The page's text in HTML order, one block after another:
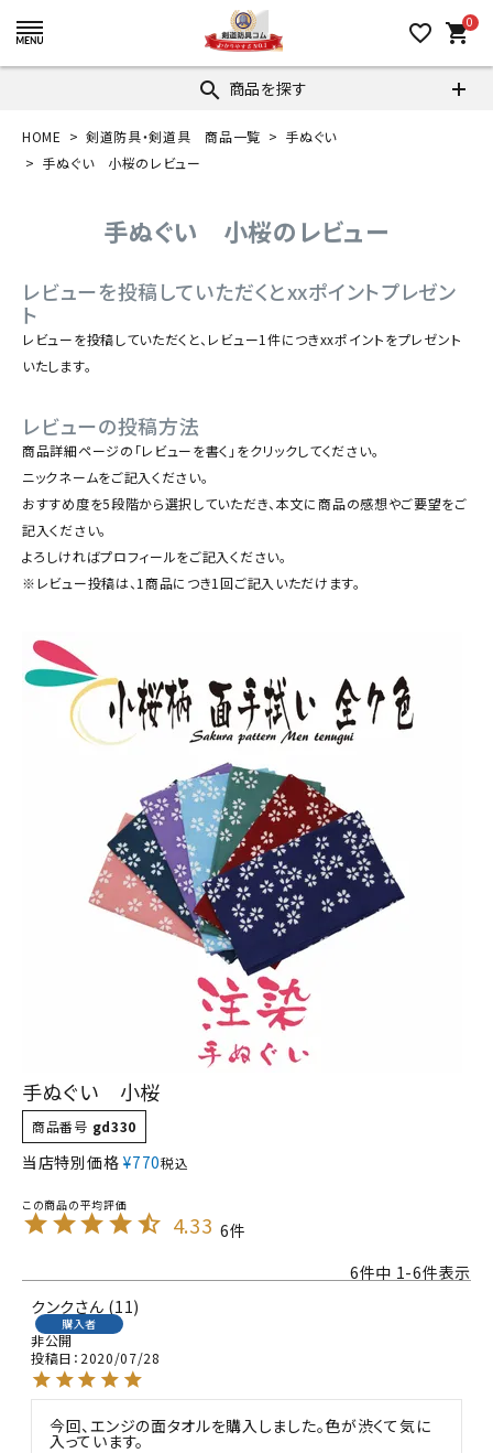
favorite_border 0
shopping_cart
search 商品を探す
HOME 剣道防具・剣道具 商品一覧
手ぬぐい
手ぬぐい 小桜のレビュー
手ぬぐい 小桜のレビュー
レビューを投稿していただくとxxポイントプレゼン
ト
レビューを投稿していただくと、レビュー1件につきxxポイントをプレゼント
いたします。
レビューの投稿方法
商品詳細ページの「レビューを書く」をクリックしてください。
ニックネームをご記入ください。
おすすめ度を5段階から選択していただき、本文に商品の感想やご要望をご
記入ください。
よろしければプロフィールをご記入ください。
※レビュー投稿は、1商品につき1回ご記入いただけます。
手ぬぐい 小桜
商品番号 gd330
当店特別価格 ¥770税込
4.33 6
6件中 1-6件表示
クンク
11
購入者
非公開
投稿日 2020/07/28
今回、エンジの面タオルを購入しました。色が渋くて気に
入っています。